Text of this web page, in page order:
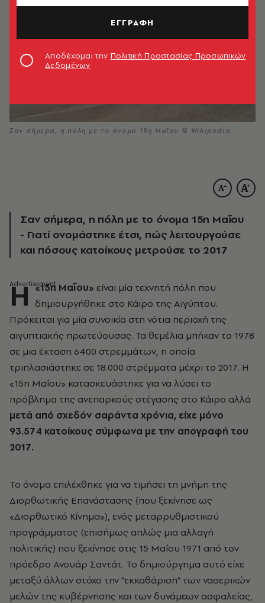
Σαν σήμερα, η πόλη με το όνομα 15η Μαΐου © Wikipedia
Σαν σήμερα, η πόλη με το όνομα 15η Μαΐου
- Γιατί ονομάστηκε έτσι, πώς λειτουργούσε
και πόσους κατοίκους μετρούσε το 2017
Η «15η Μαΐου» είναι μία τεχνητή πόλη που
δημιουργήθηκε στο Κάιρο της Αιγύπτου.
Πρόκειται για μία συνοικία στη νότια περιοχή της
αιγυπτιακής πρωτεύουσας. Τα θεμέλια μπήκαν το 1978
σε μια έκταση 6400 στρεμμάτων, η οποία
τριπλασιάστηκε σε 18.000 στρέμματα μέχρι το 2017. Η
«15η Μαΐου» κατασκευάστηκε για να λύσει το
πρόβλημα της ανεπαρκούς στέγασης στο Κάιρο αλλά
μετά από σχεδόν σαράντα χρόνια, είχε μόνο
93.574 κατοίκους σύμφωνα με την απογραφή του
2017.
Το όνομα επιλέχθηκε για να τιμήσει τη μνήμη της
Διορθωτικής Επανάστασης (που ξεκίνησε ως
«Διορθωτικό Κίνημα»), ενός μεταρρυθμιστικού
προγράμματος (επισήμως απλώς μια αλλαγή
πολιτικής) που ξεκίνησε στις 15 Μαΐου 1971 από τον
πρόεδρο Ανουάρ Σαντάτ. Το δημιούργημα αυτό είχε
μεταξύ άλλων στόχο την "εκκαθάριση" των νασερικών
μελών της κυβέρνησης και των δυνάμεων ασφαλείας,
ΕΓΓΡΑΦΗ
Αποδέχομαι την Πολιτική Προστασίας Προσωπικών
Δεδομένων